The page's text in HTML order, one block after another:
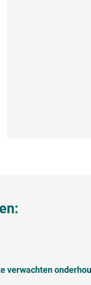
verwachten